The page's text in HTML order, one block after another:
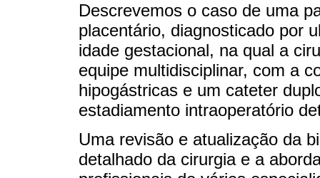
Descrevemos o caso de uma
placentário, diagnosticado por
idade gestacional, na qual a
equipe multidisciplinar, com a
hipogástricas e um cateter
estadiamento intraoperatório
Uma revisão e atualização da
detalhado da cirurgia e a